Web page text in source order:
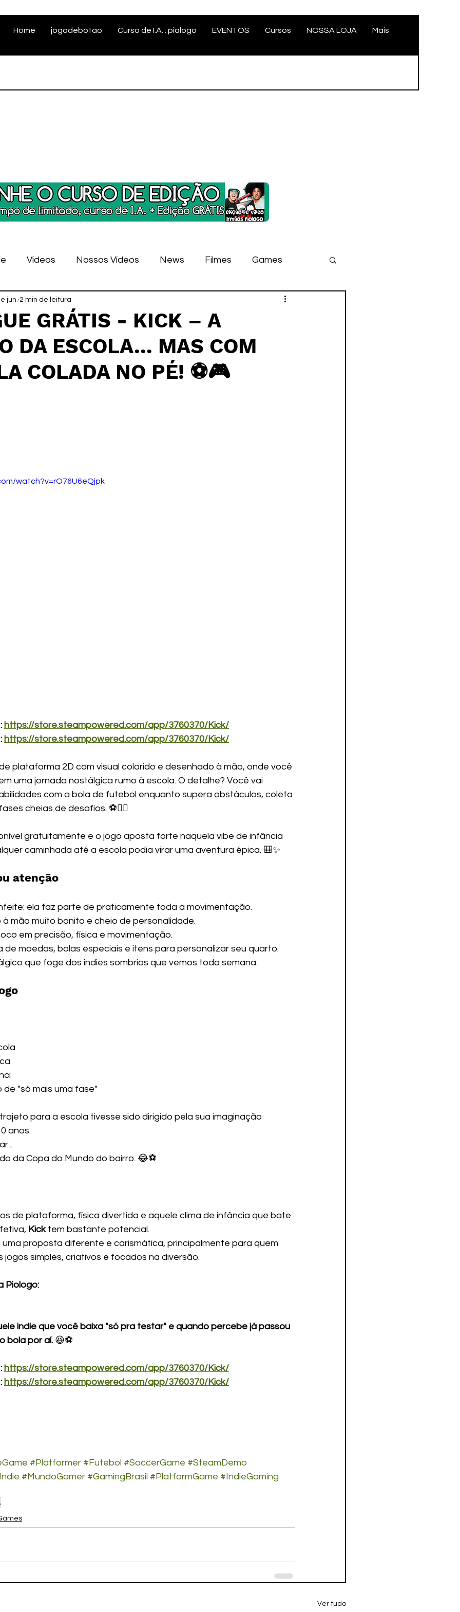
Home jogodebotao Curso de I.A. : pialogo EVENTOS Cursos NOSSA LOJA Mais
Vídeos Nossos Vídeos News Filmes Games
Tecnologia game
BILE games
GRÁTIS - KICK – A
DA ESCOLA... MAS COM
COLADA NO PÉ! ⚽🎮
jun. 2 min de leitura
5 estrelas.
watch?v=rO76U6eQjpk
https://store.steampowered.com/app/3760370/Kick/
https://store.steampowered.com/app/3760370/Kick/
plataforma 2D com visual colorido e desenhado à mão, onde você
uma jornada nostálgica rumo à escola. O detalhe? Você vai
com a bola de futebol enquanto supera obstáculos, coleta
cheias de desafios. ⚽🏃‍♂️
gratuitamente e o jogo aposta forte naquela vibe de infância
caminhada até a escola podia virar uma aventura épica. 🎒✨
atenção
ela faz parte de praticamente toda a movimentação.
à mão muito bonito e cheio de personalidade.
em precisão, física e movimentação.
de moedas, bolas especiais e itens para personalizar seu quarto.
que foge dos indies sombrios que vemos toda semana.
de "só mais uma fase"
para a escola tivesse sido dirigido pela sua imaginação
anos.
da Copa do Mundo do bairro. 😂⚽
de plataforma, física divertida e aquele clima de infância que bate
Kick tem bastante potencial.
uma proposta diferente e carismática, principalmente para quem
simples, criativos e focados na diversão.
Piologo:
indie que você baixa "só pra testar" e quando percebe já passou
bola por aí. 😆⚽
https://store.steampowered.com/app/3760370/Kick/
https://store.steampowered.com/app/3760370/Kick/
#Platformer #Futebol #SoccerGame #SteamDemo
#MundoGamer #GamingBrasil #PlatformGame #IndieGaming
Ver tudo